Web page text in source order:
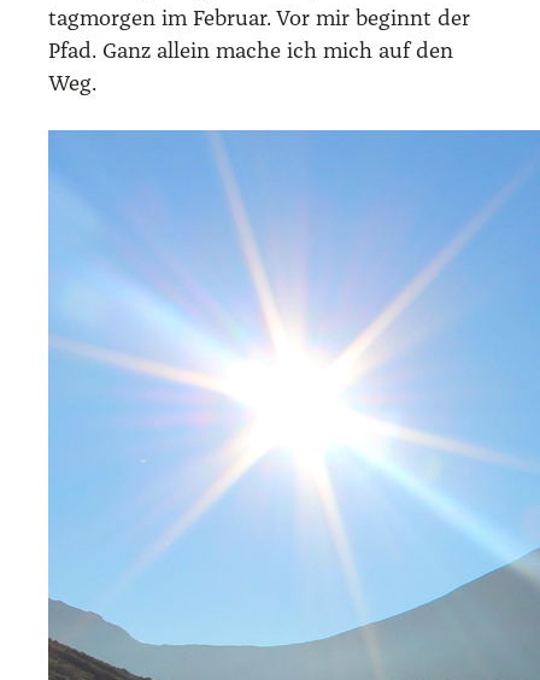
tag­mor­gen im Febru­ar. Vor mir beginnt der
Pfad. Ganz allein mache ich mich auf den
Weg.